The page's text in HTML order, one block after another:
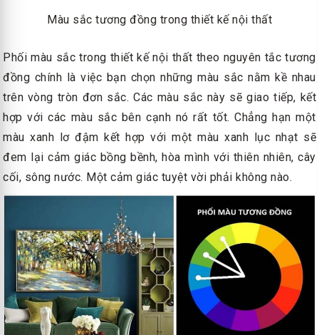
Màu sắc tương đồng trong thiết kế nội thất
Phối màu sắc trong thiết kế nội thất theo nguyên tắc tương
đồng chính là việc bạn chọn những màu sắc nằm kề nhau
trên vòng tròn đơn sắc. Các màu sắc này sẽ giao tiếp, kết
hợp với các màu sắc bên cạnh nó rất tốt. Chẳng hạn một
màu xanh lơ đậm kết hợp với một màu xanh lục nhạt sẽ
đem lại cảm giác bồng bềnh, hòa mình với thiên nhiên, cây
cối, sông nước. Một cảm giác tuyệt vời phải không nào.